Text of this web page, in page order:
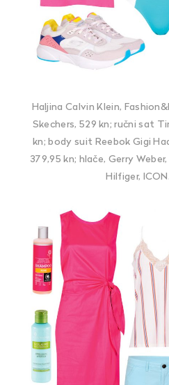
Haljina Calvin Klein,
Skechers, 529 kn; ručni sat
kn; body suit Reebok Gigi
379,95 kn; hlače, Gerry
Hilfiger,